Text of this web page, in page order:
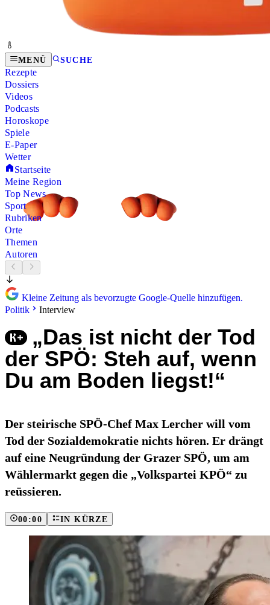
MENÜ SUCHE
Rezepte
Dossiers
Videos
Podcasts
Horoskope
Spiele
E-Paper
Wetter
Startseite
Meine Region
Top News
Sport
Rubriken
Orte
Themen
Autoren
Kleine Zeitung als bevorzugte Google-Quelle hinzufügen.
Politik
Interview
„Das ist nicht der Tod
der SPÖ: Steh auf, wenn
Du am Boden liegst!“
Der steirische SPÖ-Chef Max Lercher will vom
Tod der Sozialdemokratie nichts hören. Er drängt
auf eine Neugründung der Grazer SPÖ, um am
Wählermarkt gegen die „Volkspartei KPÖ“ zu
reüssieren.
00:00 IN KÜRZE